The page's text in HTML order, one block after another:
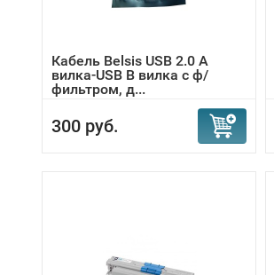
Кабель Belsis USB 2.0 A
вилка-USB B вилка c ф/
фильтром, д...
300 руб.